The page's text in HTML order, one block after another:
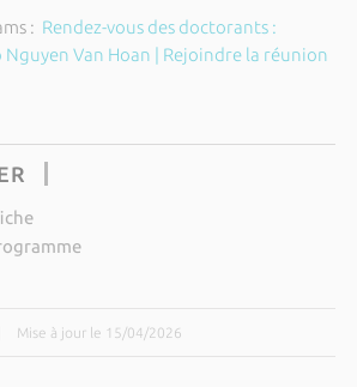
: Rendez-vous des doctorants :
Van Hoan | Rejoindre la réunion
Mise à jour le 15/04/2026